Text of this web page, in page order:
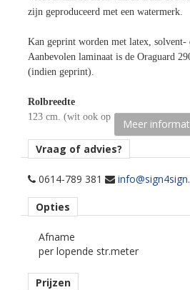
zijn geproduceerd met een watermerk.
Kan geprint worden met latex, solvent-
Aanbevolen laminaat is de Oraguard
(indien geprint).
Rolbreedte
123 cm. (wit ook op 152 cm)
Afname
per losse strekkende meter.
retro-reflecterende snijfolie.
kenmerk belijming
permanent, transparant, solvent.
Ondergrond
Meer
Vraag of advies?
0614-789 381
Opties
Afname
per lopende str.meter
Prijzen